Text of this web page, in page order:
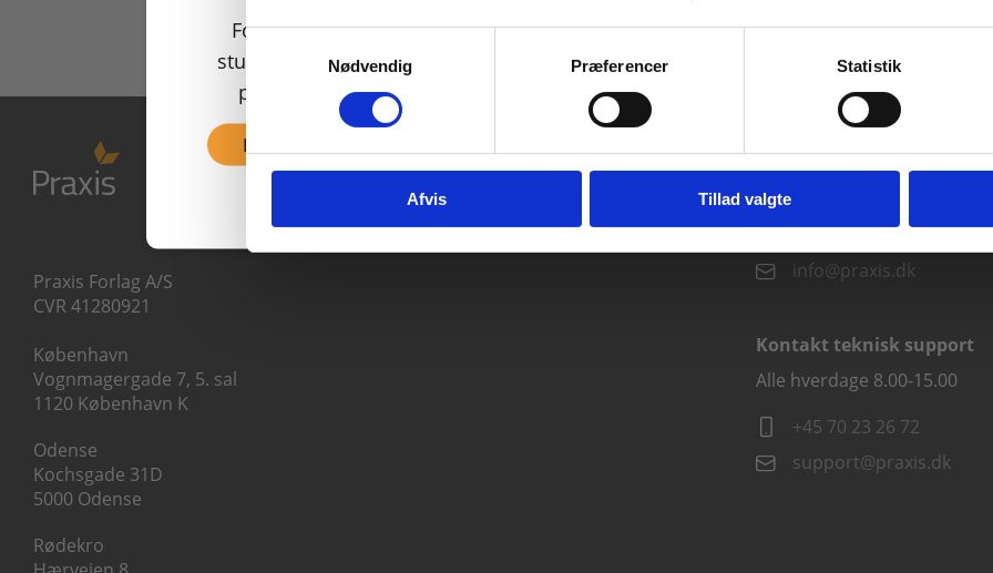
Samtykkevalg
Nødvendig
Præferencer Statistik
Afvis Tillad valgte
Praxis Forlag A/S
CVR 41280921
København
Vognmagergade 7, 5. sal
1120 København K
Odense
Kochsgade 31D
5000 Odense
Rødekro
Kontakt kundeservice
Alle hverdage kl. 10.00-15.00
+45 70 23 85 87
info@praxis.dk
Kontakt teknisk support
Alle hverdage 8.00-15.00
+45 70 23 26 72
support@praxis.dk
For privatkunder og
studerende. Du får vist
priser inkl. moms.
Fortsæt som privat
For institutioner og
virksomheder. Du får
vist priser ekskl. moms.